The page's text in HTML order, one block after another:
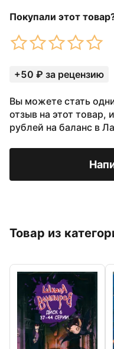
Покупали этот
+50 ₽ за рецензию
Вы можете стать
отзыв на этот товар,
рублей на баланс в
Товар из